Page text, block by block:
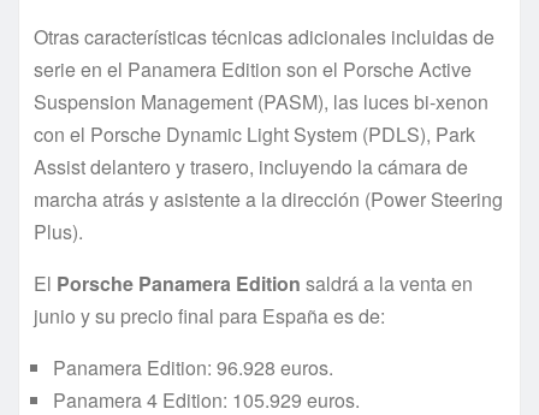
Otras características técnicas adicionales incluidas de
serie en el Panamera Edition son el Porsche Active
Suspension Management (PASM), las luces bi-xenon
con el Porsche Dynamic Light System (PDLS), Park
Assist delantero y trasero, incluyendo la cámara de
marcha atrás y asistente a la dirección (Power Steering
Plus).
El Porsche Panamera Edition saldrá a la venta en
junio y su precio final para España es de:
Panamera Edition: 96.928 euros.
Panamera 4 Edition: 105.929 euros.